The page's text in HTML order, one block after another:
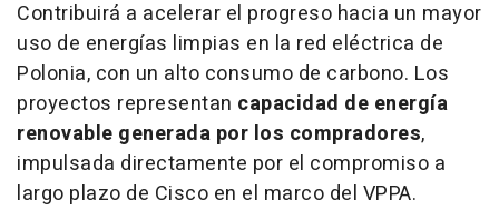
Contribuirá a acelerar el progreso hacia un mayor
uso de energías limpias en la red eléctrica de
Polonia, con un alto consumo de carbono. Los
proyectos representan capacidad de energía
renovable generada por los compradores,
impulsada directamente por el compromiso a
largo plazo de Cisco en el marco del VPPA.